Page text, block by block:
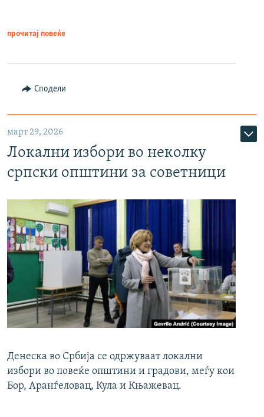
прочитај повеќе
Сподели
март 29, 2026
Локални избори во неколку
српски општини за советници
Денеска во Србија се одржуваат локални
избори во повеќе општини и градови, меѓу кои
Бор, Аранѓеловац, Кула и Књажевац.